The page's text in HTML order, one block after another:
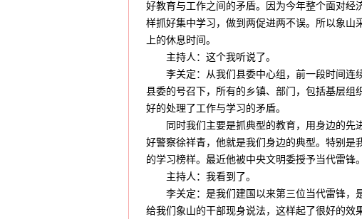
好教育与工作之间的矛盾。因为今年整个面对经
样抓好集中学习，做到两促进两不误。所以象
上的休息时间。
主持人：这个我听说了。
李关定：从我们县委中心组，前一段时间连
县委的号召下，所有的乡镇、部门，包括基层
好的处理了工作与学习的矛盾。
同时我们主要是抓典型的教育，用身边的先
好警察徐祥青，他就是我们身边的典型。特别
的学习榜样。最近他被中央文明委授予当代雷锋。
主持人：我看到了。
李关定：是我们建国以来第三位当代雷锋，是
给我们象山的干部现身说法，这样起了很好的效